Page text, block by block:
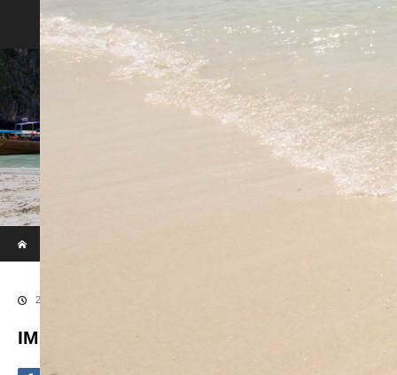
Phi Phi & Khai Island by Speed Boat
2020.09.4
IMG_9402